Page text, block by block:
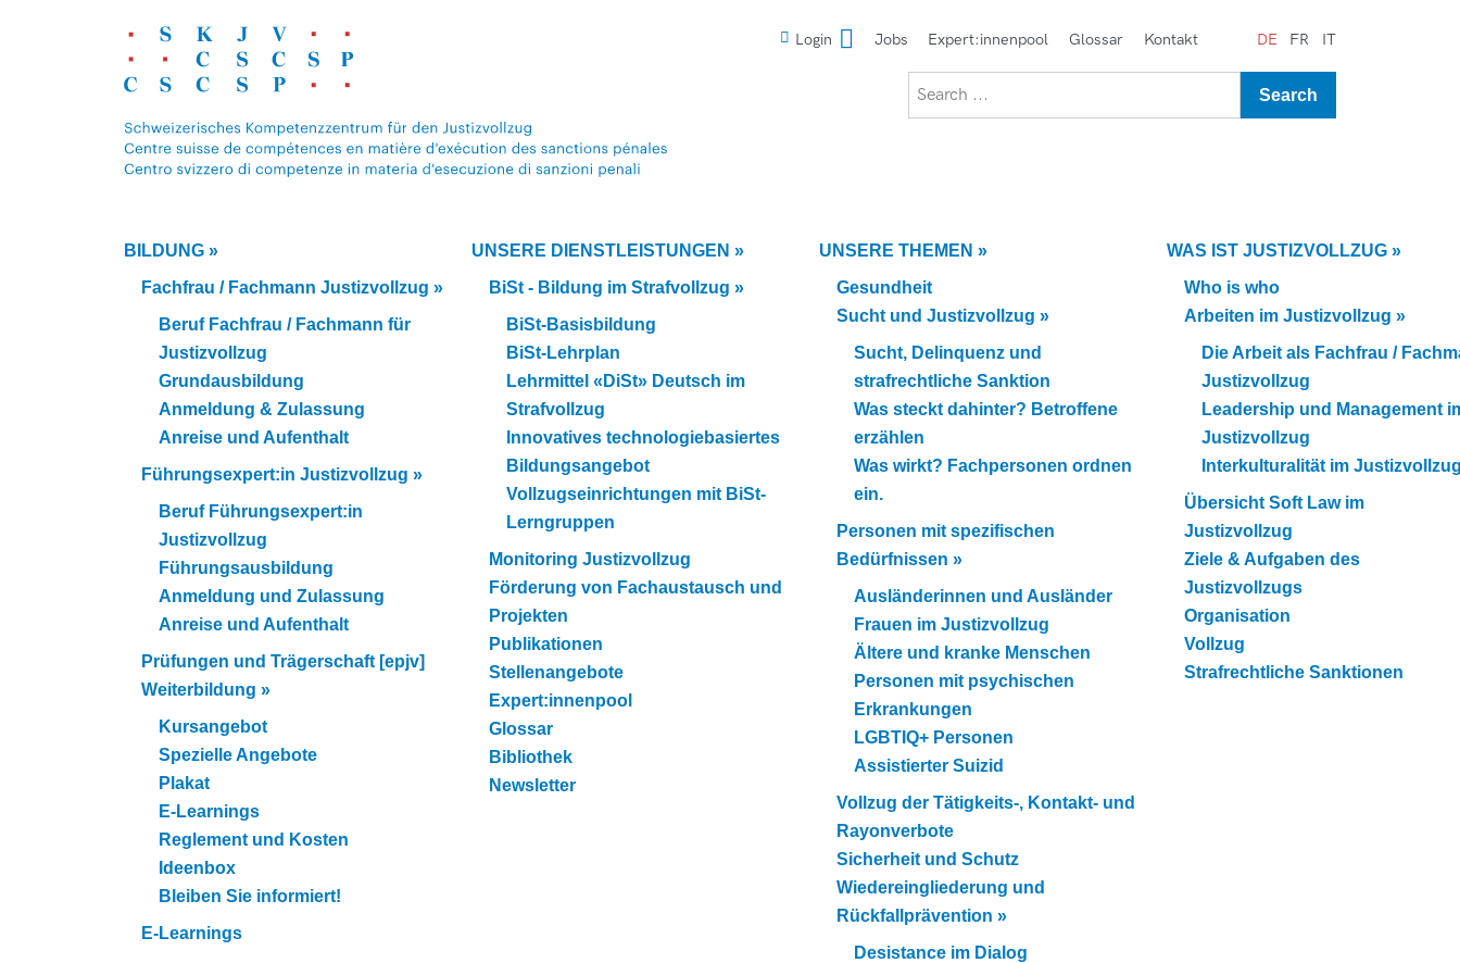
Login Jobs Expert:innenpool Glossar Kontakt DE FR IT
Search
BILDUNG »
Fachfrau / Fachmann Justizvollzug »
Beruf Fachfrau / Fachmann für
Justizvollzug
Grundausbildung
Anmeldung & Zulassung
Anreise und Aufenthalt
Führungsexpert:in Justizvollzug »
Beruf Führungsexpert:in
Justizvollzug
Führungsausbildung
Anmeldung und Zulassung
Anreise und Aufenthalt
Prüfungen und Trägerschaft [epjv]
Weiterbildung »
Kursangebot
Spezielle Angebote
Plakat
E-Learnings
Reglement und Kosten
Ideenbox
Bleiben Sie informiert!
E-Learnings
UNSERE DIENSTLEISTUNGEN »
BiSt - Bildung im Strafvollzug »
BiSt-Basisbildung
BiSt-Lehrplan
Lehrmittel «DiSt» Deutsch im
Strafvollzug
Innovatives technologiebasiertes
Bildungsangebot
Vollzugseinrichtungen mit BiSt-
Lerngruppen
Monitoring Justizvollzug
Förderung von Fachaustausch und
Projekten
Publikationen
Stellenangebote
Expert:innenpool
Glossar
Bibliothek
Newsletter
UNSERE THEMEN »
Gesundheit
Sucht und Justizvollzug »
Sucht, Delinquenz und
strafrechtliche Sanktion
Was steckt dahinter? Betroffene
erzählen
Was wirkt? Fachpersonen ordnen
ein.
Personen mit spezifischen
Bedürfnissen »
Ausländerinnen und Ausländer
Frauen im Justizvollzug
Ältere und kranke Menschen
Personen mit psychischen
Erkrankungen
LGBTIQ+ Personen
Assistierter Suizid
Vollzug der Tätigkeits-, Kontakt- und
Rayonverbote
Sicherheit und Schutz
Wiedereingliederung und
Rückfallprävention »
Desistance im Dialog
WAS IST JUSTIZVOLLZUG »
Who is who
Arbeiten im Justizvollzug »
Die Arbeit als Fachfrau /
Justizvollzug
Leadership und Management
Justizvollzug
Interkulturalität im
Übersicht Soft Law im
Justizvollzug
Ziele & Aufgaben des
Justizvollzugs
Organisation
Vollzug
Strafrechtliche Sanktionen